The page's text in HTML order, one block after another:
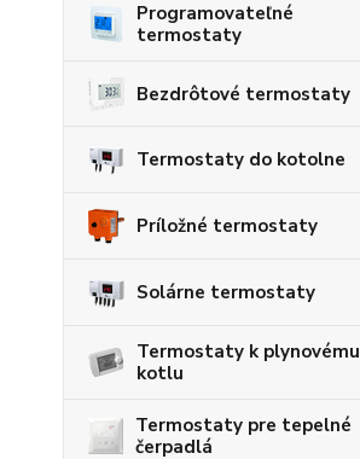
Programovateľné
termostaty
Bezdrôtové termostaty
Termostaty do kotolne
Príložné termostaty
Solárne termostaty
Termostaty k plynovému
kotlu
Termostaty pre tepelné
čerpadlá